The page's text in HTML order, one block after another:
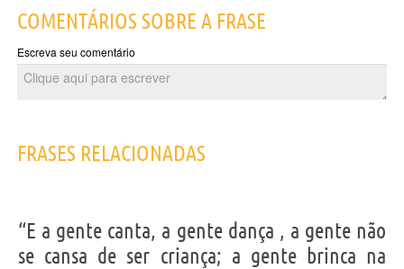
COMENTÁRIOS SOBRE A FRASE
Escreva seu comentário
FRASES RELACIONADAS
“E a gente canta, a gente dança , a gente não
se cansa de ser criança; a gente brinca na